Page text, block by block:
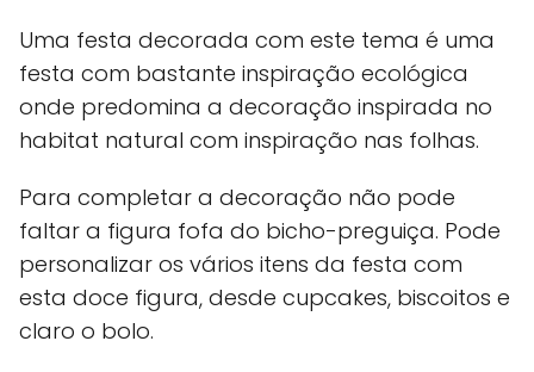
Uma festa decorada com este tema é uma
festa com bastante inspiração ecológica
onde predomina a decoração inspirada no
habitat natural com inspiração nas folhas.
Para completar a decoração não pode
faltar a figura fofa do bicho-preguiça. Pode
personalizar os vários itens da festa com
esta doce figura, desde cupcakes, biscoitos e
claro o bolo.